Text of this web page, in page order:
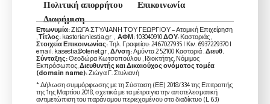
Πολιτική απορρήτου
Επικοινωνία
Διαφήμιση
Επωνυμία:ΖΙΩΓΑ ΣΤΥΛΙΑΝΗ ΤΟΥ ΓΕΩΡΓΙΟΥ – Ατομική Επιχείρηση
,Τίτλος: kastorianiestia.gr , ΑΦΜ:103040910ΔΟΥ: Καστοριάς ,
Στοιχεία Επικοινωνίας:Τηλ. Γραφείου: 2467027935 | Κιν. 6937229370 |
email: kasestia@otenet.gr ,Δ/νση:Αμύντα 2 52100 Καστοριά .Διευθ.
Σύνταξης:Θεοδώρα Κωτσοπούλου , Ιδιοκτήτης, Νόμιμος
Εκπρόσωπος,Διευθυντής και Δικαιούχος ονόματος τομέα
(domain name):Ζιώγα Γ. Στυλιανή
* Δήλωση συμμόρφωσης με τη Σύσταση (ΕΕ) 2018/334 της Επιτροπής
της 1ης Μαρτίου 2018, σχετικά με τα μέτρα για την αποτελεσματική
αντιμετώπιση του παράνομου περιεχομένου στο διαδίκτυο (L 63)